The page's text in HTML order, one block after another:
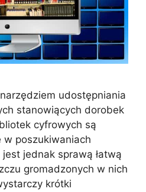
udostępniania
stanowiących dorobek
cyfrowych są
w poszukiwaniach
jednak sprawą łatwą
gromadzonych w nich
krótki